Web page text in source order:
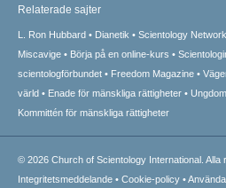
Relaterade sajter
L. Ron Hubbard Dianetik Scientology Network
Miscavige
Börja på en online-kurs
scientologförbundet
Freedom Magazine
värld
Enade för mänskliga rättigheter
Kommittén för mänskliga rättigheter
© 2026 Church of Scientology International. Alla
Integritetsmeddelande • Cookie-policy •